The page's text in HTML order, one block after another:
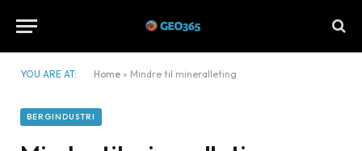
YOU ARE AT: Home » Mindre til mineralleting
BERGINDUSTRI